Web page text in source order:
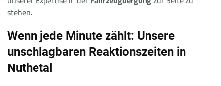
stehen.
Wenn jede Minute zählt: Unsere
unschlagbaren Reaktionszeiten in
Nuthetal